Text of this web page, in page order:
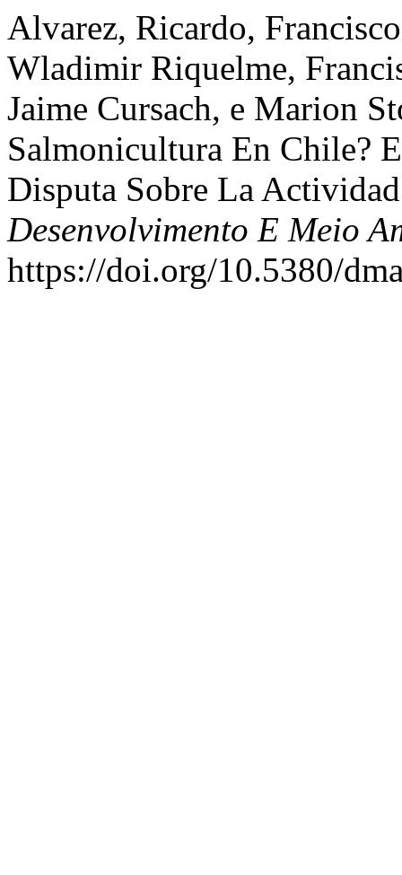
Alvarez, Ricardo,
Wladimir Riquelme,
Jaime Cursach, e Marion
Salmonicultura En Chile?
Disputa Sobre La
Desenvolvimento E Meio
https://doi.org/10.5380/